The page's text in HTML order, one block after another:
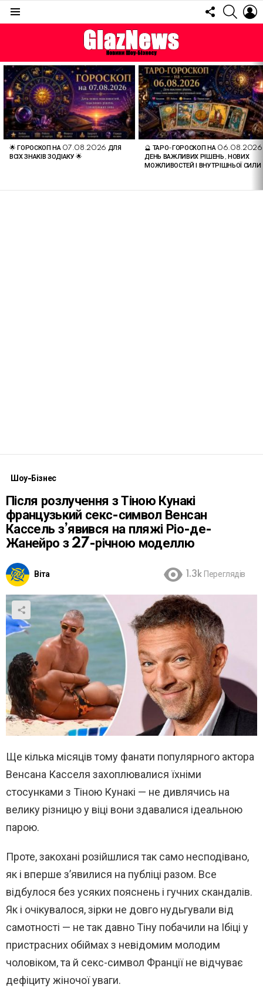
FOLLOW
US
ОСТАННІ
СТАТТІ
🌟 ГОРОСКОП НА 07.08.2026 ДЛЯ
ВСІХ ЗНАКІВ ЗОДІАКУ 🌟
🔮 ТАРО-ГОРОСКОП НА
ДЕНЬ ВАЖЛИВИХ РІШЕНЬ, НОВИХ
МОЖЛИВОСТЕЙ І ВНУТРІШНЬОЇ СИЛИ
Шоу-Бізнес
Після розлучення з Тіною Кунакі
французький секс-символ Венсан
Кассель з’явився на пляжі Ріо-де-
Жанейро з 27-річною моделлю
Віта 1.3k Переглядів
Ще кілька місяців тому фанати популярного актора
Венсана Касселя захоплювалися їхніми
стосунками з Тіною Кунакі — не дивлячись на
велику різницю у віці вони здавалися ідеальною
парою.
Проте, закохані розійшлися так само несподівано,
як і вперше з’явилися на публіці разом. Все
відбулося без усяких пояснень і гучних скандалів.
Як і очікувалося, зірки не довго нудьгували від
самотності — не так давно Тіну побачили на Ібіці у
пристрасних обіймах з невідомим молодим
чоловіком, та й секс-символ Франції не відчуває
дефіциту жіночої уваги.